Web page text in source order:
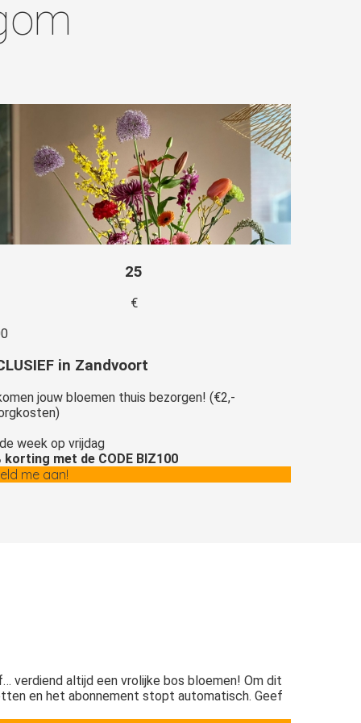
25
€
in Zandvoort
jouw bloemen thuis bezorgen! (€2,-
week op vrijdag
korting met de CODE BIZ100
me aan!
verdiend altijd een vrolijke bos bloemen! Om dit
en het abonnement stopt automatisch. Geef